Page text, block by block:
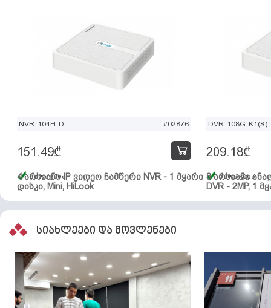
NVR-104H-D #02876
4 არხიანი IP ვიდეო ჩამწერი NVR - 1 მყარი
დისკი, Mini, HiLook
151.49₾
მარაგშია
DVR-108G-K1(S)
8 არხიანი
DVR - 2MP, 1
209.18₾
მარაგშია
სიახლეები და მოვლენები